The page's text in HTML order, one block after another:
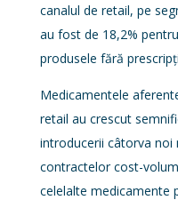
canalul de retail, pe
au fost de 18,2%
produsele fără
Medicamentele
retail au crescut
introducerii câtorva noi
contractelor cost-
celelalte medicamente